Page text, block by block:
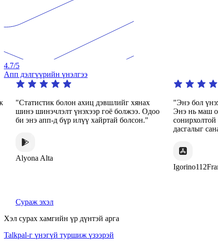
4.7/5
Апп дэлгүүрийн үнэлгээ
"Статистик болон ахиц дэвшлийг хянах
шинэ шинэчлэлт үнэхээр гоё болжээ. Одоо
би энэ апп-д бүр илүү хайртай болсон."
Alyona Alta
"Энэ бол
Энэ нь маш
сонирхолтой
дасгалыг санал
Igorino112France
Сураж эхэл
Хэл сурах хамгийн үр дүнтэй арга
Talkpal-г үнэгүй туршиж үзээрэй